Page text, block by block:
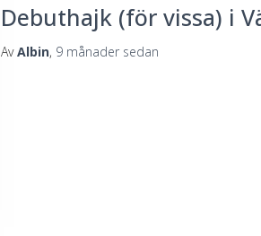
Debuthajk (för vissa) i
AvAlbin, 9 månadersedan